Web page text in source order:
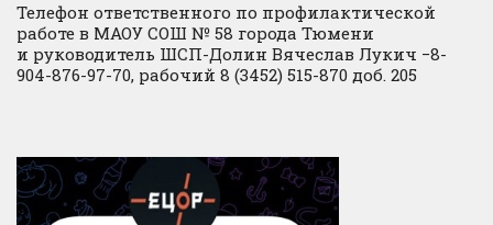
Телефон ответственного по профилактической
работе в МАОУ СОШ № 58 города Тюмени
и руководитель ШСП-Долин Вячеслав Лукич −8-
904-876-97-70, рабочий 8 (3452) 515-870 доб. 205